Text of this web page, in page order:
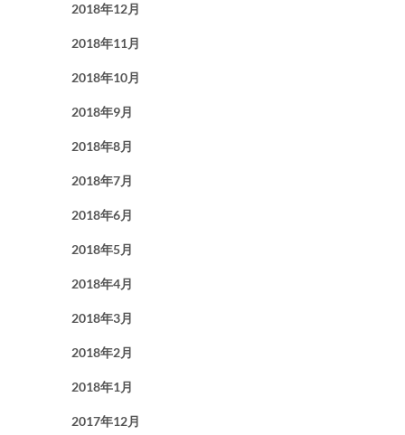
2018年12月
2018年11月
2018年10月
2018年9月
2018年8月
2018年7月
2018年6月
2018年5月
2018年4月
2018年3月
2018年2月
2018年1月
2017年12月